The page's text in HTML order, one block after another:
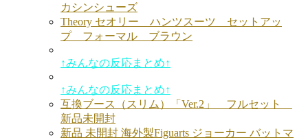
カシンシューズ
Theory セオリー ハンツスーツ セットアッ
プ フォーマル ブラウン
↑みんなの反応まとめ↑
↑みんなの反応まとめ↑
互換ブース（スリム）「Ver.2」 フルセット
新品未開封
新品 未開封 海外製Figuarts ジョーカー バットマ